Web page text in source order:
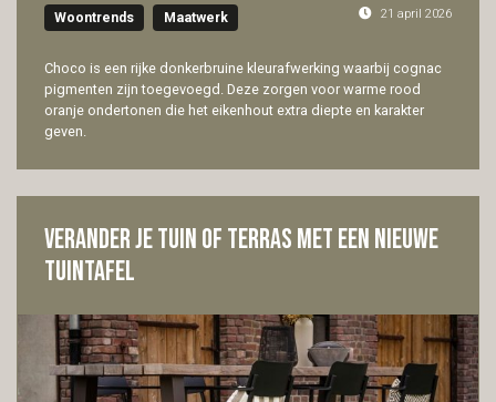
Woontrends Maatwerk 21 april 2026
Choco is een rijke donkerbruine kleurafwerking waarbij cognac
pigmenten zijn toegevoegd. Deze zorgen voor warme rood
oranje ondertonen die het eikenhout extra diepte en karakter
geven.
Verander je tuin of terras met een nieuwe
tuintafel